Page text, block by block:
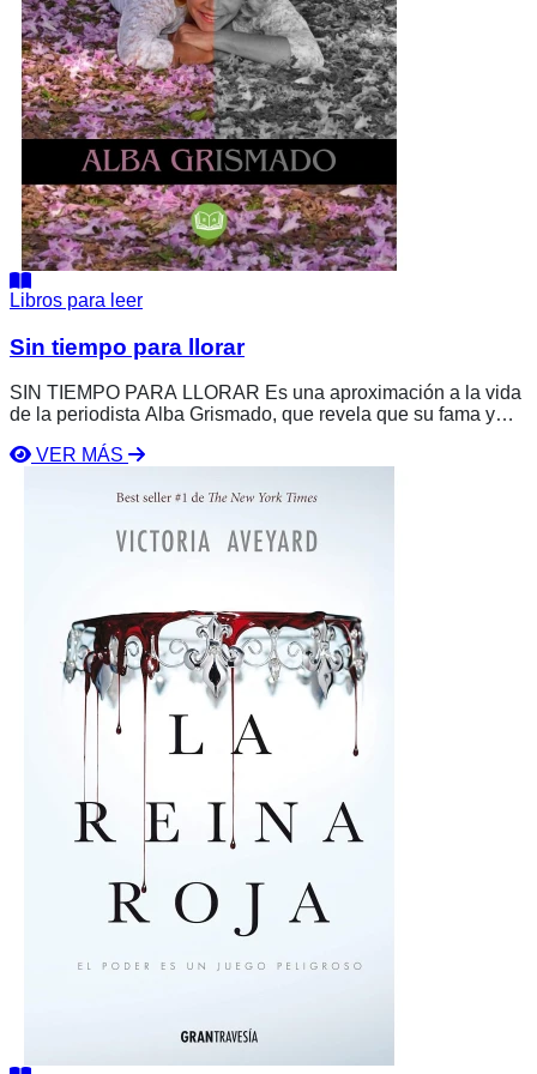
Libros para leer
Sin tiempo para llorar
SIN TIEMPO PARA LLORAR Es una aproximación a la vida
de la periodista Alba Grismado, que revela que su fama y
de haber dado todo y enfrentar ataques, engaños, abusos y
falta de conocimientos y la ausencia de apoyo.
VER MÁS